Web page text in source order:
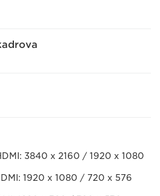
3840 x 2160 / 1920 x 1080
1920 x 1080 / 720 x 576